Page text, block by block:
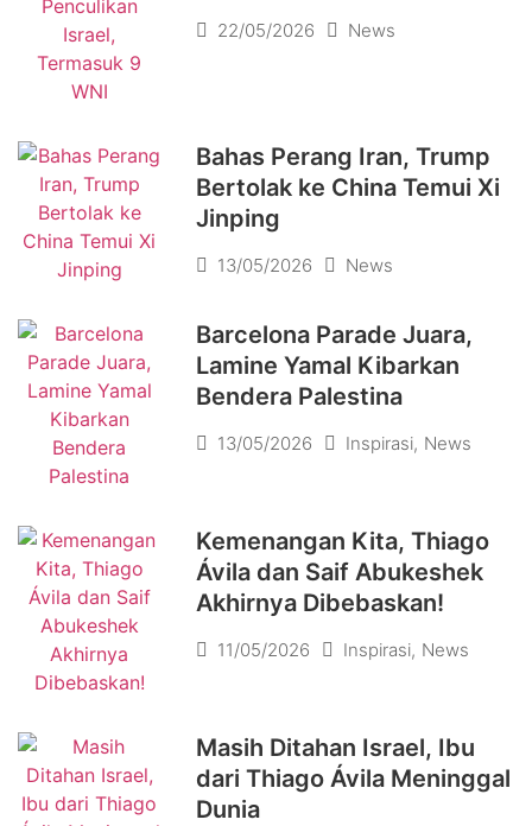
22/05/2026 News
Bahas Perang Iran, Trump
Bertolak ke China Temui Xi
Jinping
13/05/2026 News
Barcelona Parade Juara,
Lamine Yamal Kibarkan
Bendera Palestina
13/05/2026 Inspirasi, News
Kemenangan Kita, Thiago
Ávila dan Saif Abukeshek
Akhirnya Dibebaskan!
11/05/2026 Inspirasi, News
Masih Ditahan Israel, Ibu
dari Thiago Ávila Meninggal
Dunia